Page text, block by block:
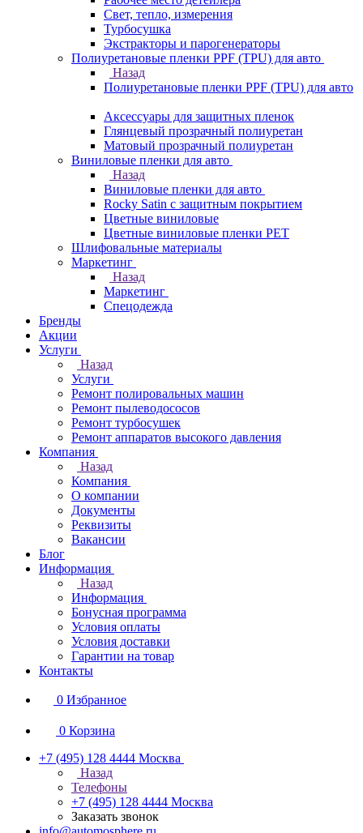
Свет, тепло, измерения
Турбосушка
Экстракторы и парогенераторы
Полиуретановые пленки PPF (TPU) для авто
Назад
Полиуретановые пленки PPF (TPU) для авто
Аксессуары для защитных пленок
Глянцевый прозрачный полиуретан
Матовый прозрачный полиуретан
Виниловые пленки для авто
Назад
Виниловые пленки для авто
Rocky Satin с защитным покрытием
Цветные виниловые
Цветные виниловые пленки PET
Шлифовальные материалы
Маркетинг
Назад
Маркетинг
Спецодежда
Бренды
Акции
Услуги
Назад
Услуги
Ремонт полировальных машин
Ремонт пылеводососов
Ремонт турбосушек
Ремонт аппаратов высокого давления
Компания
Назад
Компания
О компании
Документы
Реквизиты
Вакансии
Блог
Информация
Назад
Информация
Бонусная программа
Условия оплаты
Условия доставки
Гарантии на товар
Контакты
0 Избранное
0 Корзина
+7 (495) 128 4444 Москва
Назад
Телефоны
+7 (495) 128 4444 Москва
Заказать звонок